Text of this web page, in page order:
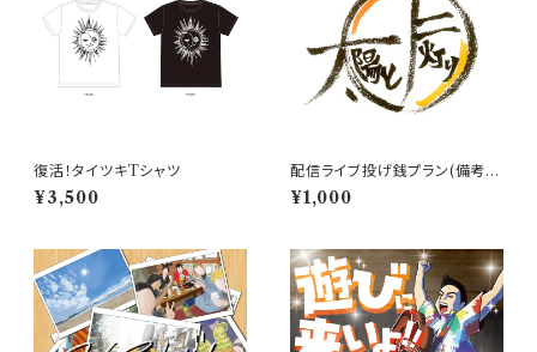
復活！タイツキTシャツ
¥3,500
配信ライブ投げ銭プラン(備考欄
に出演者名必須⚠️)
¥1,000